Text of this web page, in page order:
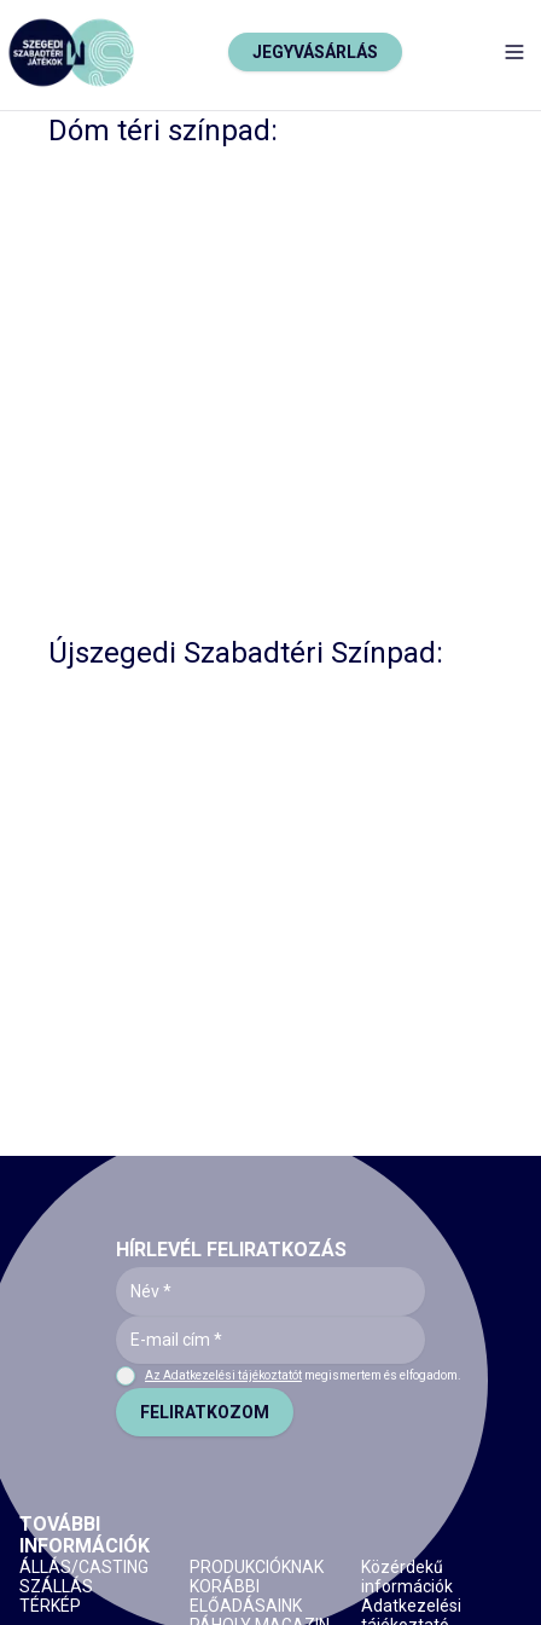
JEGYVÁSÁRLÁS
Dóm téri színpad:
Újszegedi Szabadtéri Színpad:
TOVÁBBI
INFORMÁCIÓK
ÁLLÁS/CASTING
SZÁLLÁS
TÉRKÉP
PRODUKCIÓKNAK
KORÁBBI
ELŐADÁSAINK
Közérdekű
információk
Adatkezelési
HÍRLEVÉL FELIRATKOZÁS
Az Adatkezelési tájékoztatót megismertem és elfogadom.
FELIRATKOZOM